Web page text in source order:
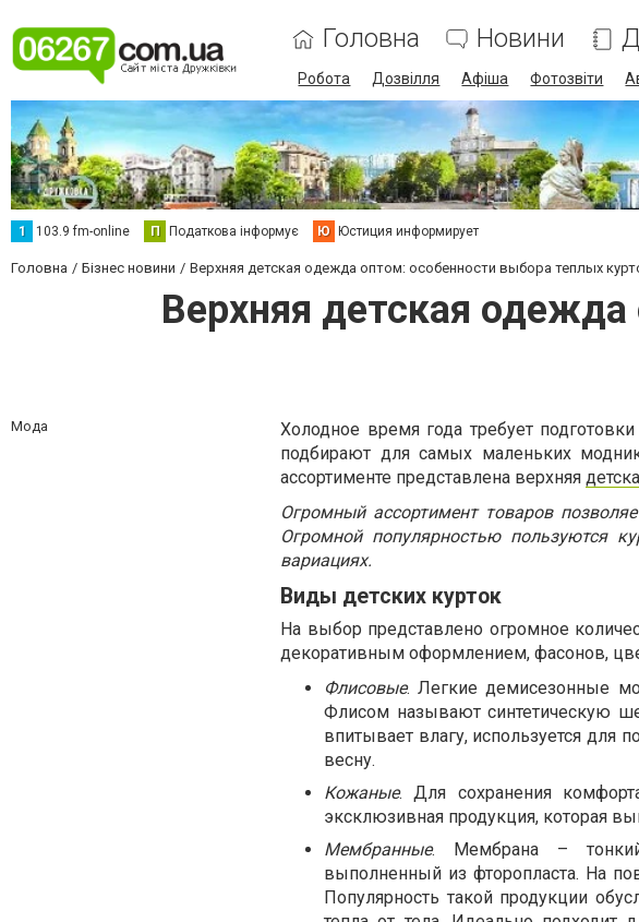
Головна Новини
Робота Дозвілля Афіша Фотозвіти
1 103.9 fm-online П Податкова інформує Ю Юстиция информирует
Головна Бізнес новини Верхняя детская одежда оптом: особенности выбора теплых
Верхняя детская
Мода
Холодное время года требует
подбирают для самых маленьких
ассортименте представлена верхняя
Огромный ассортимент товаров
Огромной популярностью пользуются
вариациях.
Виды детских курток
На выбор представлено огромное
декоративным оформлением, фасонов,
Флисовые. Легкие демисезонные
Флисом называют синтетическую
впитывает влагу, используется для
весну.
Кожаные. Для сохранения
эксклюзивная продукция, которая
Мембранные. Мембрана – тонкий
выполненный из фторопласта. На
Популярность такой продукции